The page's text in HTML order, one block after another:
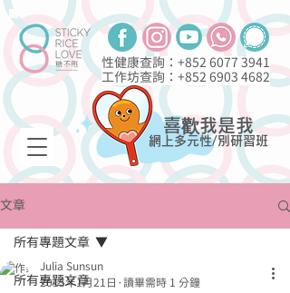
性健康查詢：+852 6077 3941
工作坊查詢：+852 6903 4682
喜歡我是我
網上多元性/別研習班
文章
所有專題文章
所有專題文章
Julia Sunsun
2015年1月21日
讀畢需時 1 分鐘